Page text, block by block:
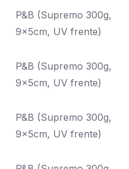
P&B (Supremo 300g,
9x5cm, UV frente)
P&B (Supremo 300g,
9x5cm, UV frente)
P&B (Supremo 300g,
9x5cm, UV frente)